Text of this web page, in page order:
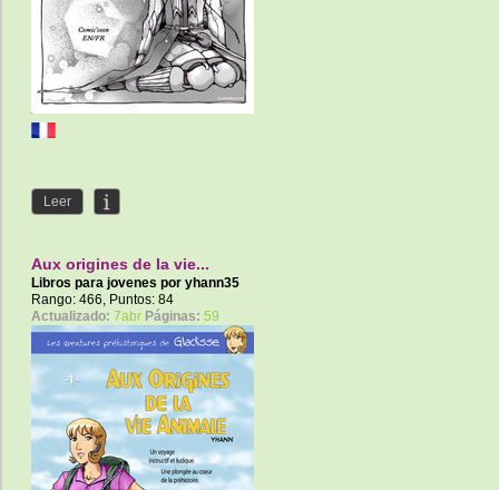
Leer
Aux origines de la vie...
Libros para jovenes por yhann35
Rango: 466, Puntos: 84
Actualizado: 7abr Páginas: 59